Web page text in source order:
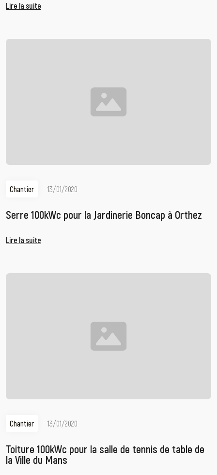
Lire la suite
Chantier 13/01/2020
Serre 100kWc pour la Jardinerie Boncap à Orthez
Lire la suite
Chantier 13/01/2020
Toiture 100kWc pour la salle de tennis de table de
la Ville du Mans